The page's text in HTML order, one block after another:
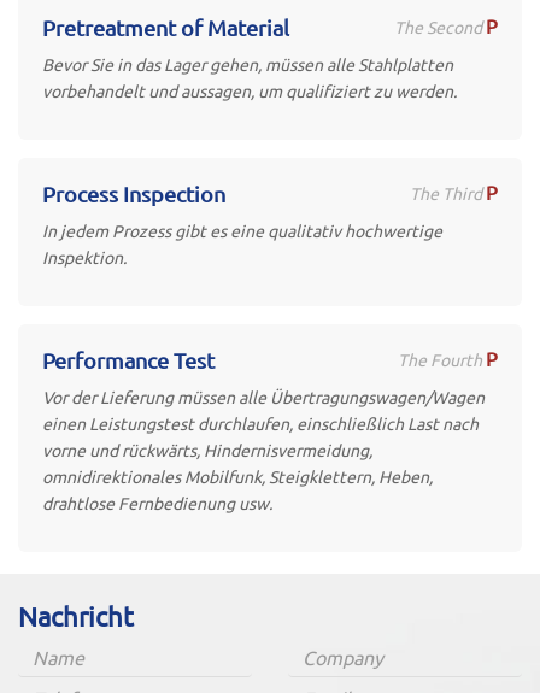
The Second P
Pretreatment of Material
Bevor Sie in das Lager gehen, müssen alle Stahlplatten
vorbehandelt und aussagen, um qualifiziert zu werden.
The Third P
Process Inspection
In jedem Prozess gibt es eine qualitativ hochwertige
Inspektion.
The Fourth P
Performance Test
Vor der Lieferung müssen alle Übertragungswagen/Wagen
einen Leistungstest durchlaufen, einschließlich Last nach
vorne und rückwärts, Hindernisvermeidung,
omnidirektionales Mobilfunk, Steigklettern, Heben,
drahtlose Fernbedienung usw.
Nachricht